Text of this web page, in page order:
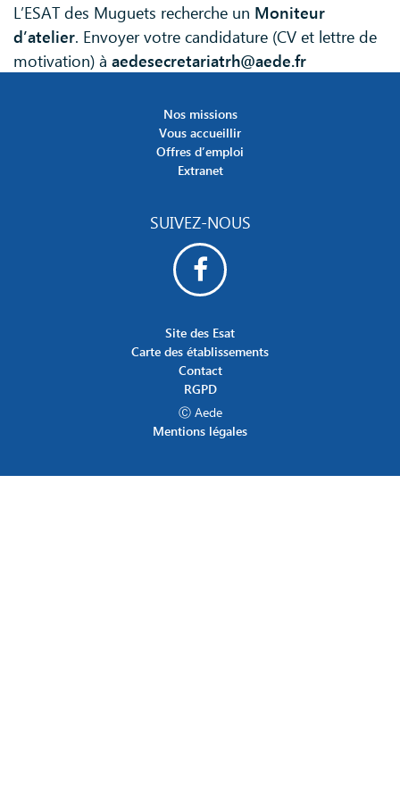
L’ESAT des Muguets recherche un Moniteur
d’atelier. Envoyer votre candidature (CV et lettre de
motivation) à aedesecretariatrh@aede.fr
Nos missions
Vous accueillir
Offres d’emploi
Extranet
SUIVEZ-NOUS
Site des Esat
Carte des établissements
Contact
RGPD
Ⓒ Aede
Mentions légales